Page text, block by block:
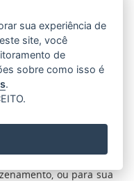
por pelo menos um
legal.
de que trata o § 1º
deverão manter
os tipos de dados
utilização e os
dos direitos a que
a que se refere o §
for necessária para
ou para sua
sua experiência de
site, você
de
sobre como isso é
.